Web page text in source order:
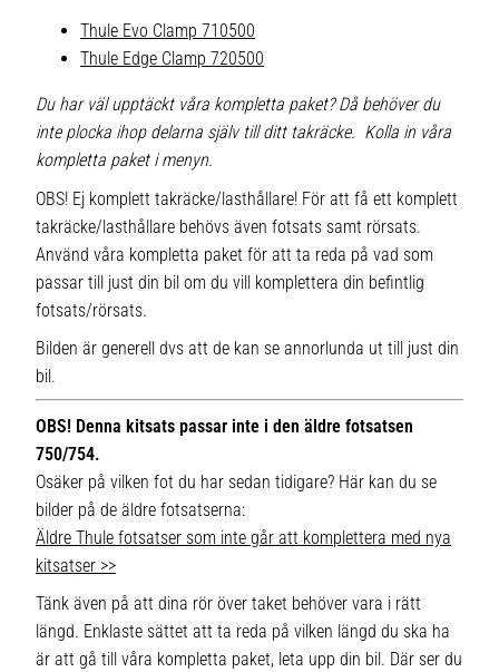
Thule Evo Clamp 710500
Thule Edge Clamp 720500
Du har väl upptäckt våra kompletta paket? Då behöver du
inte plocka ihop delarna själv till ditt takräcke. Kolla in våra
kompletta paket i menyn.
OBS! Ej komplett takräcke/lasthållare! För att få ett komplett
takräcke/lasthållare behövs även fotsats samt rörsats.
Använd våra kompletta paket för att ta reda på vad som
passar till just din bil om du vill komplettera din befintlig
fotsats/rörsats.
Bilden är generell dvs att de kan se annorlunda ut till just din
bil.
OBS! Denna kitsats passar inte i den äldre fotsatsen
750/754.
Osäker på vilken fot du har sedan tidigare? Här kan du se
bilder på de äldre fotsatserna:
Äldre Thule fotsatser som inte går att komplettera med nya
kitsatser >>
Tänk även på att dina rör över taket behöver vara i rätt
längd. Enklaste sättet att ta reda på vilken längd du ska ha
är att gå till våra kompletta paket, leta upp din bil. Där ser du